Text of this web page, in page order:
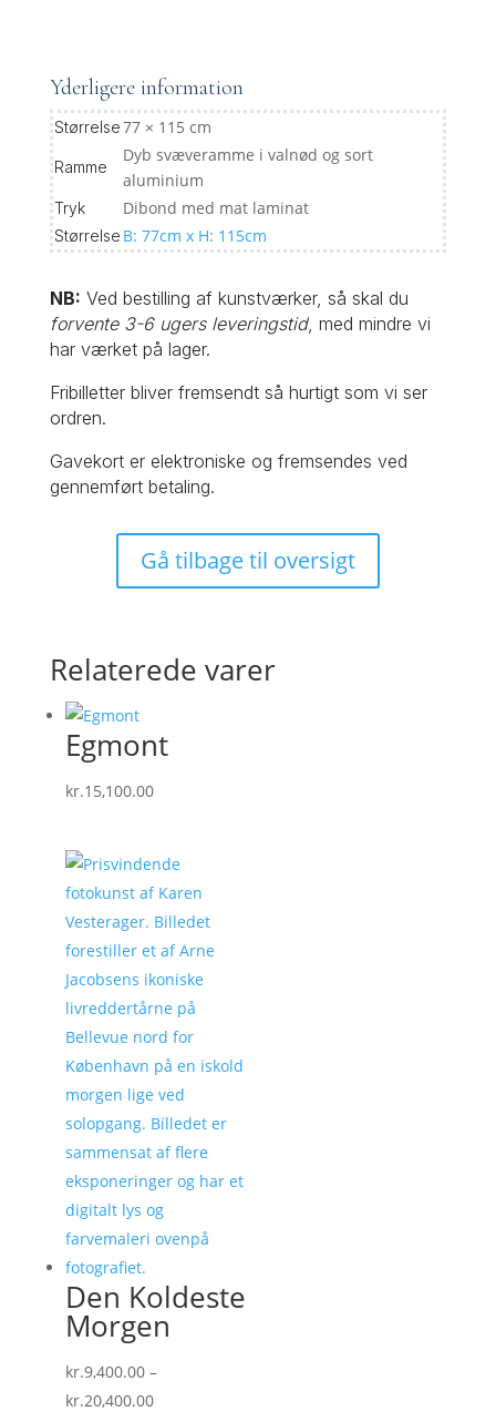
Yderligere information
Størrelse77 × 115 cm
Ramme
Dyb svæveramme i valnød og sort
aluminium
Tryk Dibond med mat laminat
Størrelse B: 77cm x H: 115cm
NB: Ved bestilling af kunstværker, så skal du
forvente 3-6 ugers leveringstid, med mindre vi
har værket på lager.
Fribilletter bliver fremsendt så hurtigt som vi ser
ordren.
Gavekort er elektroniske og fremsendes ved
gennemført betaling.
Gå tilbage til oversigt
Relaterede varer
Egmont
kr.15,100.00
Den Koldeste
Morgen
kr.9,400.00 –
kr.20,400.00Prisinterval: